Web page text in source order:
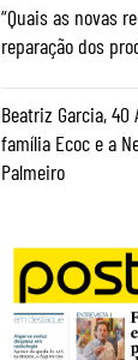
“Quais as novas
reparação dos
Beatriz Garcia, 40
família Ecoc e a
Palmeiro